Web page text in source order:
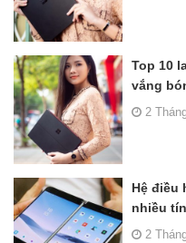
Top 10
vắng
2
Hệ điều
nhiều
2